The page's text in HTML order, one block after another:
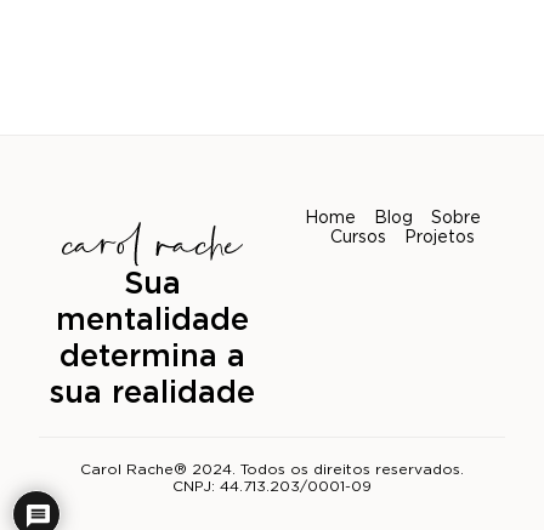
Sua
mentalidade
determina a
sua realidade
Home Blog
Sobre
Cursos
Projetos
Carol Rache® 2024. Todos os direitos reservados.
CNPJ: 44.713.203/0001-09